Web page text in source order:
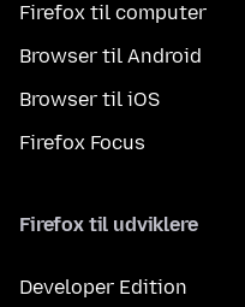
Firefox til computer
Browser til Android
Browser til iOS
Firefox Focus
Firefox til udviklere
Developer Edition